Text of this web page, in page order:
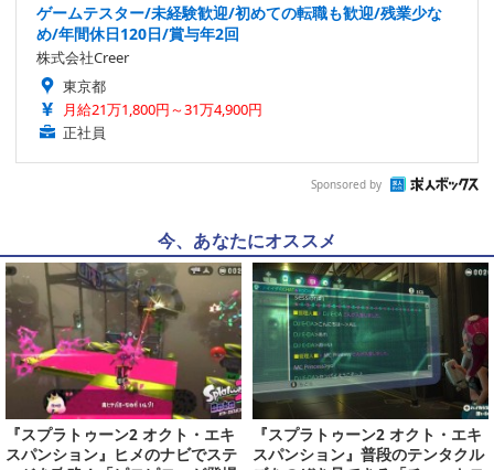
ゲームテスター/未経験歓迎/初めての転職も歓迎/残業少な
め/年間休日120日/賞与年2回
株式会社Creer
東京都
月給21万1,800円～31万4,900円
正社員
Sponsored by
今、あなたにオススメ
『スプラトゥーン2 オクト・エキ
スパンション』ヒメのナビでステ
『スプラトゥーン2 オクト・エキ
スパンション』普段のテンタクル